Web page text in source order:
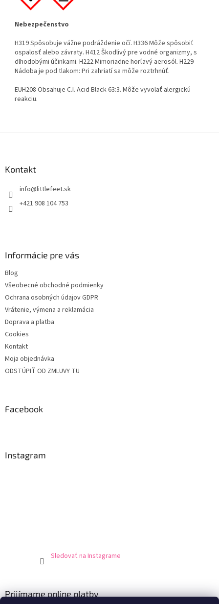
Nebezpečenstvo
H319 Spôsobuje vážne podráždenie očí. H336 Môže spôsobiť
ospalosť alebo závraty. H412 Škodlivý pre vodné organizmy, s
dlhodobými účinkami. H222 Mimoriadne horľavý aerosól. H229
Nádoba je pod tlakom: Pri zahriatí sa môže roztrhnúť.
EUH208 Obsahuje C.I. Acid Black 63:3. Môže vyvolať alergickú
reakciu.
Kontakt
info@littlefeet.sk
+421 908 104 753
Informácie pre vás
Blog
Všeobecné obchodné podmienky
Ochrana osobných údajov GDPR
Vrátenie, výmena a reklamácia
Doprava a platba
Cookies
Kontakt
Moja objednávka
ODSTÚPIŤ OD ZMLUVY TU
Facebook
Instagram
Sledovať na Instagrame
Prijímame online platby